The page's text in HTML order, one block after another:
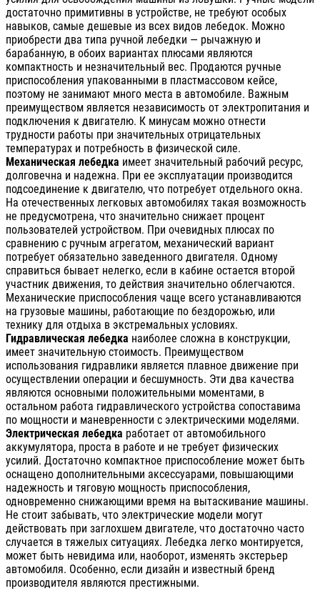
достаточно примитивны в устройстве, не требуют особых
навыков, самые дешевые из всех видов лебедок. Можно
приобрести два типа ручной лебедки — рычажную и
барабанную, в обоих вариантах плюсами являются
компактность и незначительный вес. Продаются ручные
приспособления упакованными в пластмассовом кейсе,
поэтому не занимают много места в автомобиле. Важным
преимуществом является независимость от электропитания и
подключения к двигателю. К минусам можно отнести
трудности работы при значительных отрицательных
температурах и потребность в физической силе.
Механическая лебедка имеет значительный рабочий ресурс,
долговечна и надежна. При ее эксплуатации производится
подсоединение к двигателю, что потребует отдельного окна.
На отечественных легковых автомобилях такая возможность
не предусмотрена, что значительно снижает процент
пользователей устройством. При очевидных плюсах по
сравнению с ручным агрегатом, механический вариант
потребует обязательно заведенного двигателя. Одному
справиться бывает нелегко, если в кабине остается второй
участник движения, то действия значительно облегчаются.
Механические приспособления чаще всего устанавливаются
на грузовые машины, работающие по бездорожью, или
технику для отдыха в экстремальных условиях.
Гидравлическая лебедка наиболее сложна в конструкции,
имеет значительную стоимость. Преимуществом
использования гидравлики является плавное движение при
осуществлении операции и бесшумность. Эти два качества
являются основными положительными моментами, в
остальном работа гидравлического устройства сопоставима
по мощности и маневренности с электрическими моделями.
Электрическая лебедка работает от автомобильного
аккумулятора, проста в работе и не требует физических
усилий. Достаточно компактное приспособление может быть
оснащено дополнительными аксессуарами, повышающими
надежность и тяговую мощность приспособления,
одновременно снижающими время на вытаскивание машины.
Не стоит забывать, что электрические модели могут
действовать при заглохшем двигателе, что достаточно часто
случается в тяжелых ситуациях. Лебедка легко монтируется,
может быть невидима или, наоборот, изменять экстерьер
автомобиля. Особенно, если дизайн и известный бренд
производителя являются престижными.